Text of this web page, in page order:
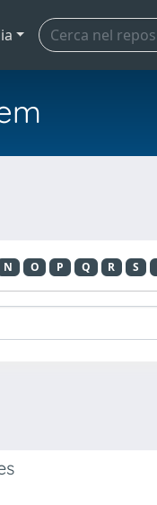
N O P Q R S